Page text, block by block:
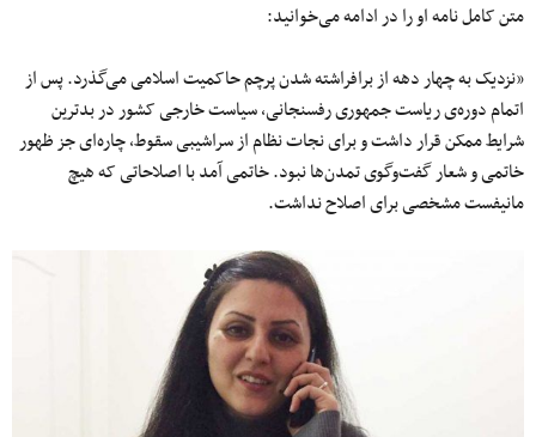
متن کامل نامه او را در ادامه می‌خوانید:
«نزدیک به چهار دهه از برافراشته شدن پرچم حاکمیت اسلامی می‌گذرد. پس از
اتمام دوره‌ی ریاست جمهوری رفسنجانی، سیاست خارجی کشور در بدترین
شرایط ممکن قرار داشت و برای نجات نظام از سراشیبی سقوط، چاره‌ای جز ظهور
خاتمی و شعار گفت‌وگوی تمدن‌ها نبود. خاتمی آمد با اصلاحاتی که هیچ
مانیفست مشخصی برای اصلاح نداشت.